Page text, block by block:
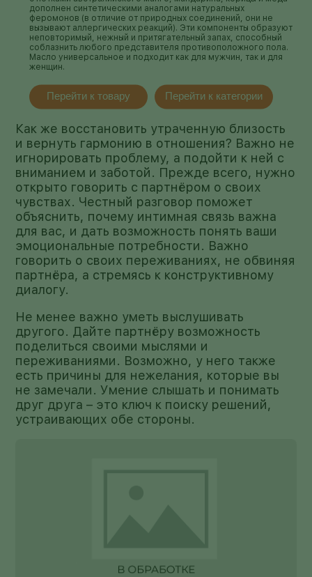
дополнен синтетическими аналогами натуральных
феромонов (в отличие от природных соединений, они не
вызывают аллергических реакций). Эти компоненты образуют
неповторимый, нежный и притягательный запах, способный
соблазнить любого представителя противоположного пола.
Масло универсальное и подходит как для мужчин, так и для
женщин.
Перейти к товару Перейти к категории
Как же восстановить утраченную близость
и вернуть гармонию в отношения? Важно не
игнорировать проблему, а подойти к ней с
вниманием и заботой. Прежде всего, нужно
открыто говорить с партнёром о своих
чувствах. Честный разговор поможет
объяснить, почему интимная связь важна
для вас, и дать возможность понять ваши
эмоциональные потребности. Важно
говорить о своих переживаниях, не обвиняя
партнёра, а стремясь к конструктивному
диалогу.
Не менее важно уметь выслушивать
другого. Дайте партнёру возможность
поделиться своими мыслями и
переживаниями. Возможно, у него также
есть причины для нежелания, которые вы
не замечали. Умение слышать и понимать
друг друга – это ключ к поиску решений,
устраивающих обе стороны.